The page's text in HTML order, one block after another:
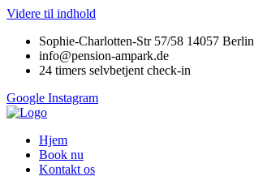
Videre til indhold
Sophie-Charlotten-Str 57/58 14057 Berlin
info@pension-ampark.de
24 timers selvbetjent check-in
Google Instagram
Hjem
Book nu
Kontakt os